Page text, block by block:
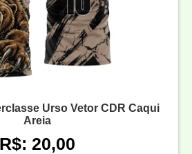
Urso Vetor CDR Caqui
Areia
R$: 20,00